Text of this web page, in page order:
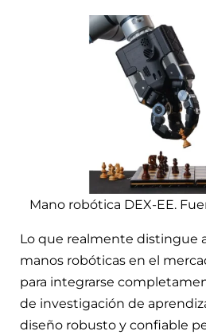
Mano robótica DEX-EE.
Lo que realmente distingue
manos robóticas en el
para integrarse
de investigación de
diseño robusto y confiable